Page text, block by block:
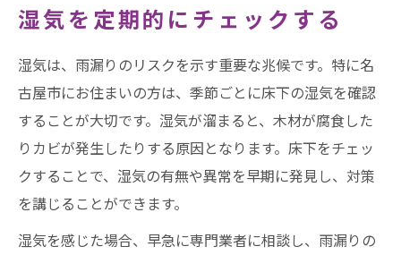
湿気を定期的にチェックする
湿気は、雨漏りのリスクを示す重要な兆候です。特に名
古屋市にお住まいの方は、季節ごとに床下の湿気を確認
することが大切です。湿気が溜まると、木材が腐食した
りカビが発生したりする原因となります。床下をチェッ
クすることで、湿気の有無や異常を早期に発見し、対策
を講じることができます。
湿気を感じた場合、早急に専門業者に相談し、雨漏りの